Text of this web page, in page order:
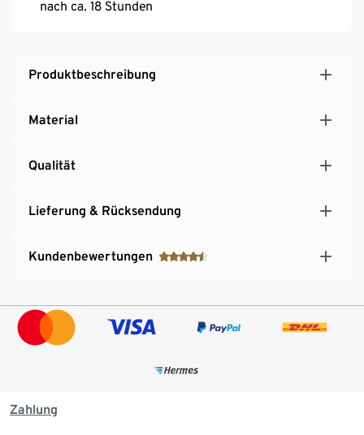
nach ca. 18 Stunden
Produktbeschreibung
Material
Qualität
Lieferung & Rücksendung
Kundenbewertungen
Zahlung